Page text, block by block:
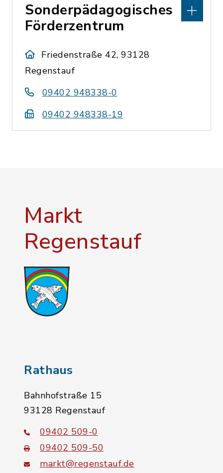
Sonderpädagogisches
Förderzentrum
Friedenstraße 42, 93128
Regenstauf
09402 948338-0
09402 948338-19
Markt
Regenstauf
Rathaus
Bahnhofstraße 15
93128 Regenstauf
09402 509-0
09402 509-50
markt@regenstauf.de